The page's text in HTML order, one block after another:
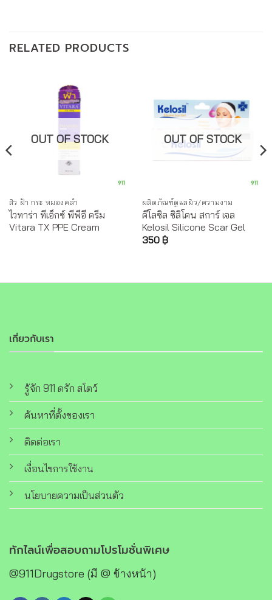
RELATED PRODUCTS
OUT OF STOCK
สิว ฝ้า กระ หมองคล้ำ
ไวทาร่า ทีเอ็กซ์ พีพีอี ครีม
Vitara TX PPE Cream
OUT OF STOCK
ผลิตภัณฑ์ดูแลผิว/ความงาม
คีโลซิล ซิลิโคน สการ์ เจล
Kelosil Silicone Scar Gel
350 ฿
เกี่ยวกับเรา
รู้จัก 911 ดรัก สโตว์
ค้นหาที่ตั้งของเรา
ติดต่อเรา
เงื่อนไขการใช้งาน
นโยบายความเป็นส่วนตัว
ทักไลน์เพื่อสอบถามโปรโมชั่นพิเศษ
@911Drugstore (มี @ ข้างหน้า)